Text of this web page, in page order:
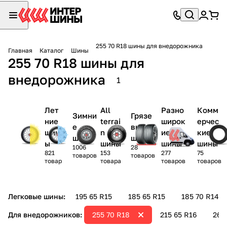
Главная Каталог Шины
255 70 R18 шины для внедорожника
255 70 R18 шины для
внедорожника
1
Лет
ние
шин
ы
821
товар
Зимни
е
шины
1006
товаров
All
terrai
n
шины
153
товара
Грязе
вые
шины
28
товаров
Разно
широк
ие
шины
277
товаров
Комм
ерчес
кие
шины
75
товаров
Легковые шины: 195 65 R15 185 65 R15 185 70 R14
Для внедорожников: 215 65 R16 265
255 70 R18